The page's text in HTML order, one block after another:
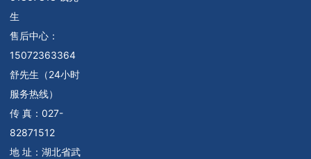
生
售后中心：
15072363364
舒先生（24小时
服务热线）
传 真：027-
82871512
地 址：湖北省武